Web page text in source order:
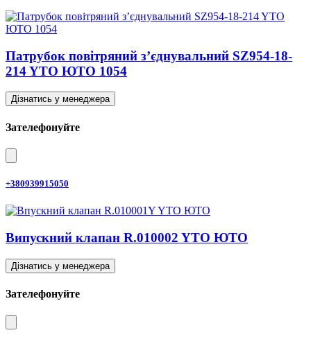
Патрубок повітряний з’єднувальний SZ954-18-
214 YTO ЮТО 1054
Дізнатись у менеджера
Зателефонуйте
+380939915050
Випускний клапан R.010002 YTO ЮТО
Дізнатись у менеджера
Зателефонуйте